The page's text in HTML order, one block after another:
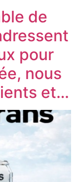
de
pour
nous
et…